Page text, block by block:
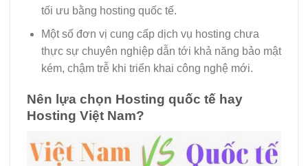
tối ưu bằng hosting quốc tế.
Một số đơn vị cung cấp dịch vụ hosting chưa
thực sự chuyên nghiệp dẫn tới khả năng bảo mật
kém, chậm trễ khi triển khai công nghệ mới.
Nên lựa chọn Hosting quốc tế hay
Hosting Việt Nam?